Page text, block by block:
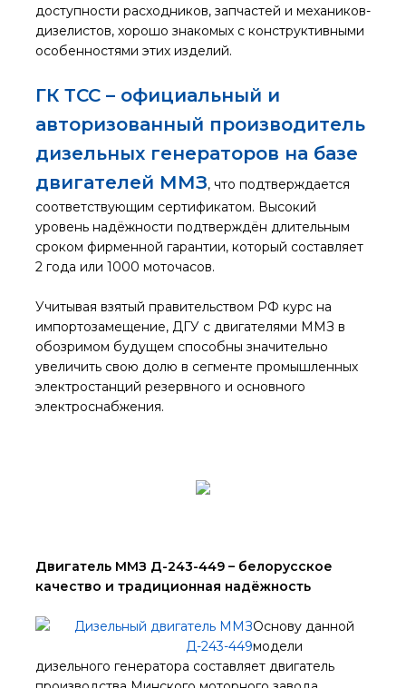
доступности расходников, запчастей и механиков-
дизелистов, хорошо знакомых с конструктивными
особенностями этих изделий.
ГК ТСС – официальный и
авторизованный производитель
дизельных генераторов на базе
двигателей ММЗ, что подтверждается
соответствующим сертификатом. Высокий
уровень надёжности подтверждён длительным
сроком фирменной гарантии, который составляет
2 года или 1000 моточасов.
Учитывая взятый правительством РФ курс на
импортозамещение, ДГУ с двигателями ММЗ в
обозримом будущем способны значительно
увеличить свою долю в сегменте промышленных
электростанций резервного и основного
электроснабжения.
Двигатель ММЗ Д-243-449 – белорусское
качество и традиционная надёжность
Основу данной
модели
дизельного генератора составляет двигатель